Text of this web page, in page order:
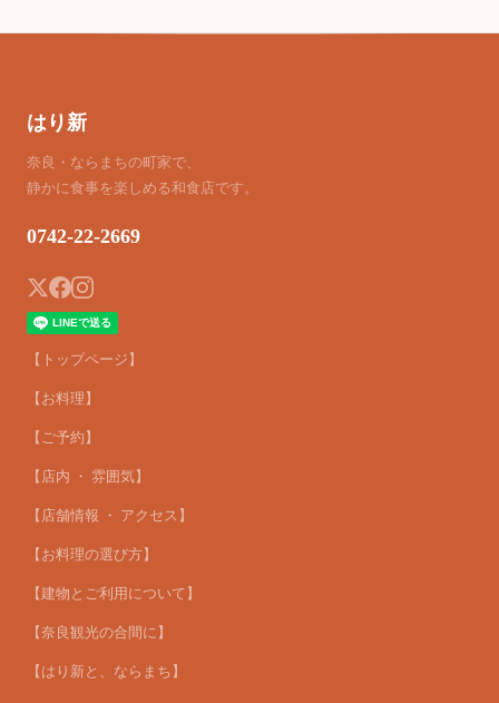
はり新
奈良・ならまちの町家で、
静かに食事を楽しめる和食店です。
0742-22-2669
【トップページ】
【お料理】
【ご予約】
【店内 ・ 雰囲気】
【店舗情報 ・ アクセス】
【お料理の選び方】
【建物とご利用について】
【奈良観光の合間に】
【はり新と、ならまち】